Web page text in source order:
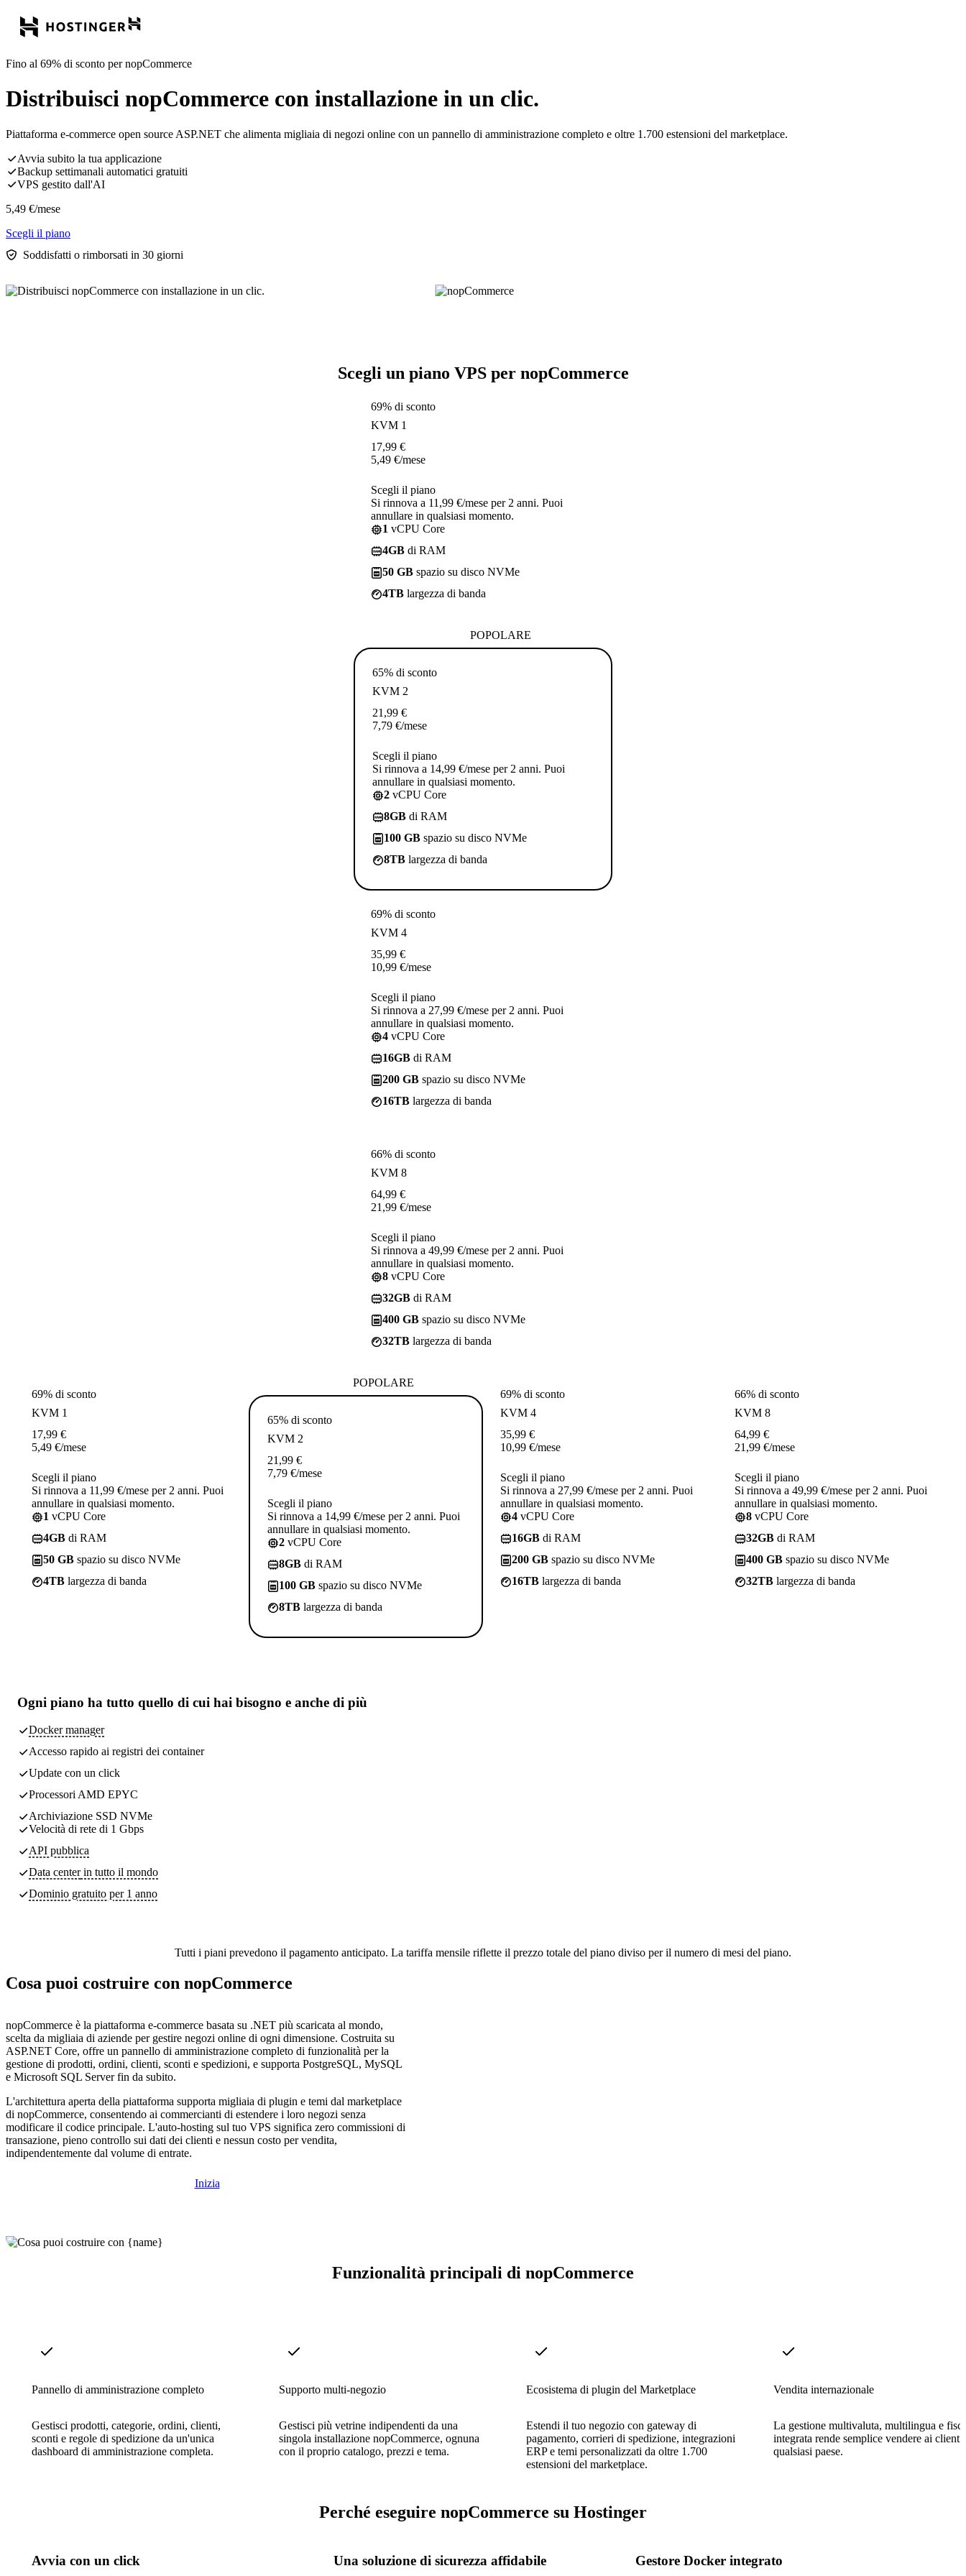
Fino al 69% di sconto per nopCommerce
Distribuisci nopCommerce con installazione in un clic.
Piattaforma e-commerce open source ASP.NET che alimenta migliaia di negozi online con un pannello di amministrazione completo e oltre 1.700 estensioni del marketplace.
Avvia subito la tua applicazione
Backup settimanali automatici gratuiti
VPS gestito dall'AI
5,49 €/mese
Scegli il piano
Soddisfatti o rimborsati in 30 giorni
Scegli un piano VPS per nopCommerce
69% di sconto
KVM 1
17,99 €
5,49 €/mese
Scegli il piano
Si rinnova a 11,99 €/mese per 2 anni. Puoi
annullare in qualsiasi momento.
1 vCPU Core
4GB di RAM
50 GB spazio su disco NVMe
4TB largezza di banda
POPOLARE
65% di sconto
KVM 2
21,99 €
7,79 €/mese
Scegli il piano
Si rinnova a 14,99 €/mese per 2 anni. Puoi
annullare in qualsiasi momento.
2 vCPU Core
8GB di RAM
100 GB spazio su disco NVMe
8TB largezza di banda
69% di sconto
KVM 4
35,99 €
10,99 €/mese
Scegli il piano
Si rinnova a 27,99 €/mese per 2 anni. Puoi
annullare in qualsiasi momento.
4 vCPU Core
16GB di RAM
200 GB spazio su disco NVMe
16TB largezza di banda
66% di sconto
KVM 8
64,99 €
21,99 €/mese
Scegli il piano
Si rinnova a 49,99 €/mese per 2 anni. Puoi
annullare in qualsiasi momento.
8 vCPU Core
32GB di RAM
400 GB spazio su disco NVMe
32TB largezza di banda
69% di sconto
KVM 1
17,99 €
5,49 €/mese
Scegli il piano
Si rinnova a 11,99 €/mese per 2 anni. Puoi
annullare in qualsiasi momento.
1 vCPU Core
4GB di RAM
50 GB spazio su disco NVMe
4TB largezza di banda
POPOLARE
65% di sconto
KVM 2
21,99 €
7,79 €/mese
Scegli il piano
Si rinnova a 14,99 €/mese per 2 anni. Puoi
annullare in qualsiasi momento.
2 vCPU Core
8GB di RAM
100 GB spazio su disco NVMe
8TB largezza di banda
69% di sconto
KVM 4
35,99 €
10,99 €/mese
Scegli il piano
Si rinnova a 27,99 €/mese per 2 anni. Puoi
annullare in qualsiasi momento.
4 vCPU Core
16GB di RAM
200 GB spazio su disco NVMe
16TB largezza di banda
66% di sconto
KVM 8
64,99 €
21,99 €/mese
Scegli il piano
Si rinnova a 49,99 €/mese per 2 anni. Puoi
annullare in qualsiasi momento.
8 vCPU Core
32GB di RAM
400 GB spazio su disco NVMe
32TB largezza di banda
Ogni piano ha tutto quello di cui hai bisogno e anche di più
Docker manager
Accesso rapido ai registri dei container
Update con un click
Processori AMD EPYC
Archiviazione SSD NVMe
Velocità di rete di 1 Gbps
API pubblica
Data centerin tutto il mondo
Dominio gratuito per 1 anno
Tutti i piani prevedono il pagamento anticipato. La tariffa mensile riflette il prezzo totale del piano diviso per il numero di mesi del piano.
Cosa puoi costruire con nopCommerce
nopCommerce è la piattaforma e-commerce basata su .NET più scaricata al mondo,
scelta da migliaia di aziende per gestire negozi online di ogni dimensione. Costruita su
ASP.NET Core, offre un pannello di amministrazione completo di funzionalità per la
gestione di prodotti, ordini, clienti, sconti e spedizioni, e supporta PostgreSQL, MySQL
e Microsoft SQL Server fin da subito.
L'architettura aperta della piattaforma supporta migliaia di plugin e temi dal marketplace
di nopCommerce, consentendo ai commercianti di estendere i loro negozi senza
modificare il codice principale. L'auto-hosting sul tuo VPS significa zero commissioni di
transazione, pieno controllo sui dati dei clienti e nessun costo per vendita,
indipendentemente dal volume di entrate.
Inizia
Funzionalità principali di nopCommerce
Pannello di amministrazione completo
Gestisci prodotti, categorie, ordini, clienti,
sconti e regole di spedizione da un'unica
dashboard di amministrazione completa.
Supporto multi-negozio
Gestisci più vetrine indipendenti da una
singola installazione nopCommerce, ognuna
con il proprio catalogo, prezzi e tema.
Ecosistema di plugin del Marketplace
Estendi il tuo negozio con gateway di
pagamento, corrieri di spedizione, integrazioni
ERP e temi personalizzati da oltre 1.700
estensioni del marketplace.
Vendita internazionale
La gestione multivaluta, multilingua e
integrata rende semplice vendere ai clienti
qualsiasi paese.
Perché eseguire nopCommerce su Hostinger
Avvia con un click Una soluzione di sicurezza affidabile Gestore Docker integrato